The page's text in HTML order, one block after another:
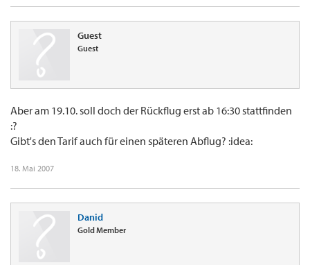
Guest
Guest
Aber am 19.10. soll doch der Rückflug erst ab 16:30 stattfinden
:?
Gibt's den Tarif auch für einen späteren Abflug? :idea:
18. Mai 2007
Danid
Gold Member